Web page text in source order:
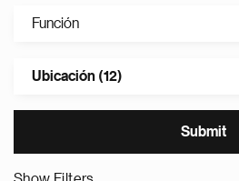
Función
Ubicación (12)